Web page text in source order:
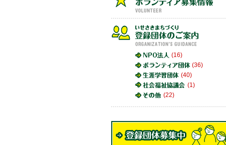
(16)
(36)
(40)
(1)
(22)